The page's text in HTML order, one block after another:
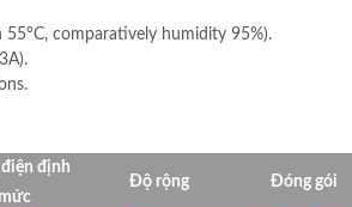
55°C, comparatively humidity 95%).
điện định
mức
Độ rộng Đóng gói